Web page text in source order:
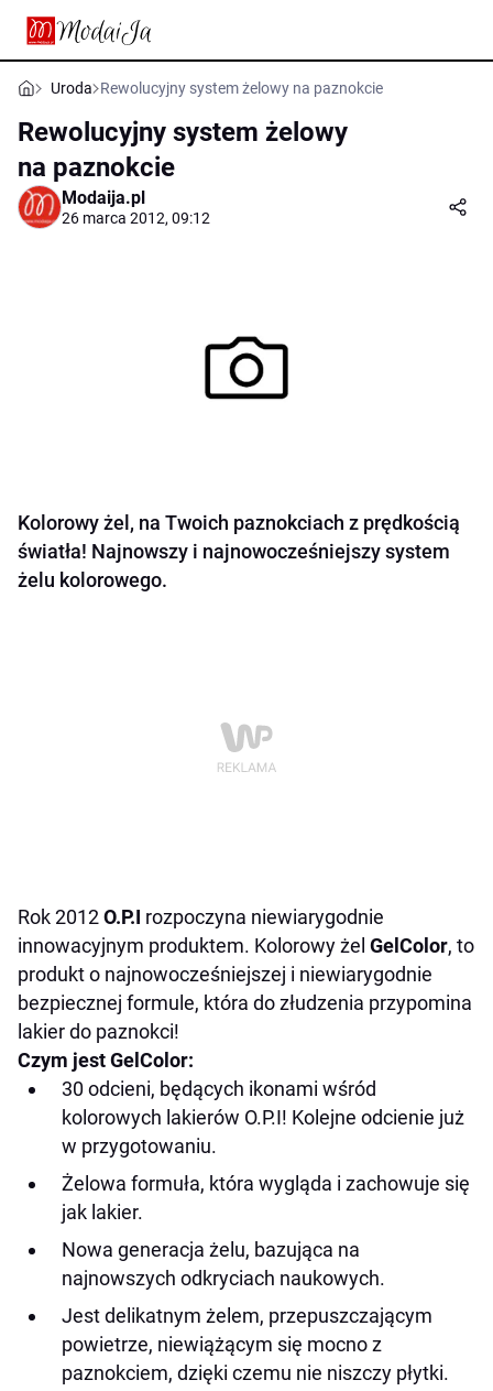
Uroda Rewolucyjny system żelowy na paznokcie
Rewolucyjny system żelowy
na paznokcie
Modaija.pl
26 marca 2012, 09:12
Kolorowy żel, na Twoich paznokciach z prędkością
światła! Najnowszy i najnowocześniejszy system
żelu kolorowego.
Rok 2012O.P.I rozpoczyna niewiarygodnie
innowacyjnym produktem. Kolorowy żel GelColor, to
produkt o najnowocześniejszej i niewiarygodnie
bezpiecznej formule, która do złudzenia przypomina
lakier do paznokci!
Czym jest GelColor:
30 odcieni, będących ikonami wśród
kolorowych lakierów O.P.I! Kolejne odcienie już
w przygotowaniu.
Żelowa formuła, która wygląda i zachowuje się
jak lakier.
Nowa generacja żelu, bazująca na
najnowszych odkryciach naukowych.
Jest delikatnym żelem, przepuszczającym
powietrze, niewiążącym się mocno z
paznokciem, dzięki czemu nie niszczy płytki.